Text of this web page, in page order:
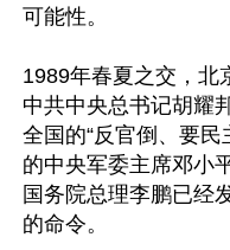
可能性。
1989年春夏之交，北
中共中央总书记胡耀
全国的“反官倒、要
的中央军委主席邓小
国务院总理李鹏已经
的命令。